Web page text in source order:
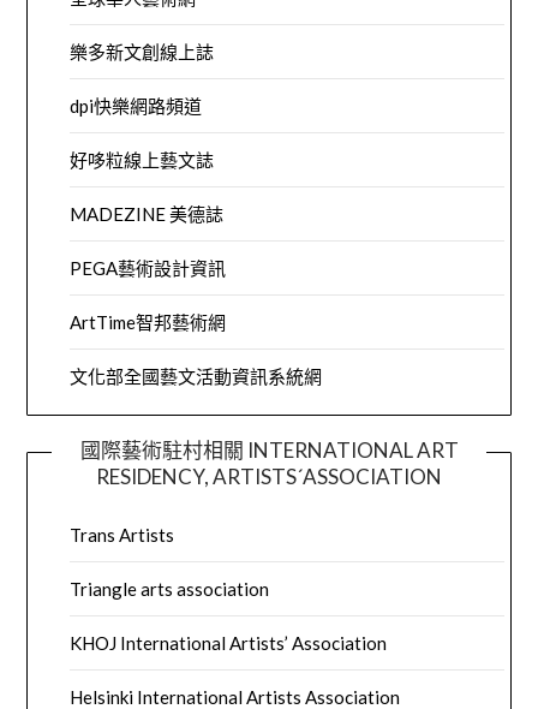
樂多新文創線上誌
dpi快樂網路頻道
好哆粒線上藝文誌
MADEZINE 美德誌
PEGA藝術設計資訊
ArtTime智邦藝術網
文化部全國藝文活動資訊系統網
國際藝術駐村相關 INTERNATIONAL ART
RESIDENCY, ARTISTS´ASSOCIATION
Trans Artists
Triangle arts association
KHOJ International Artists’ Association
Helsinki International Artists Association